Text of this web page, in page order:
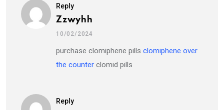
Reply
Zzwyhh
10/02/2024
purchase clomiphene pills clomiphene over
the counter clomid pills
Reply